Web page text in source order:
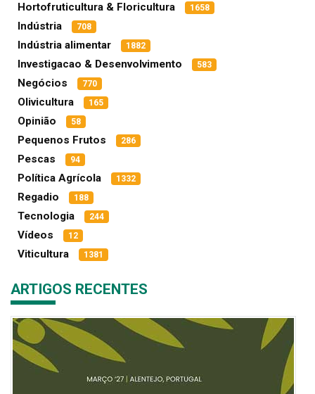
Hortofruticultura & Floricultura 1658
Indústria 708
Indústria alimentar 1882
Investigacao & Desenvolvimento 583
Negócios 770
Olivicultura 165
Opinião 58
Pequenos Frutos 286
Pescas 94
Política Agrícola 1332
Regadio 188
Tecnologia 244
Vídeos 12
Viticultura 1381
ARTIGOS RECENTES